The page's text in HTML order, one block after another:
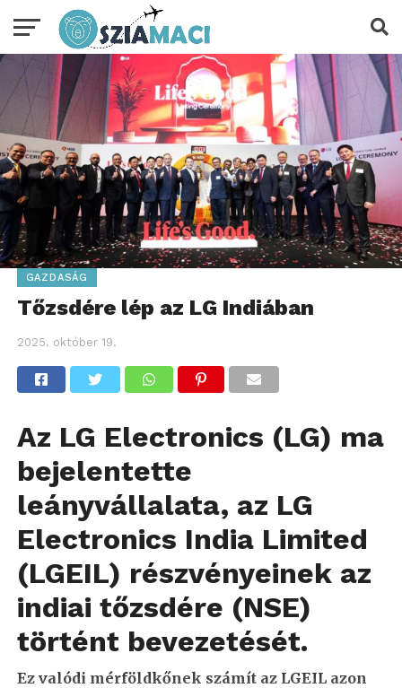
GAZDASÁG
Tőzsdére lép az LG Indiában
2025. október 19.
Az LG Electronics (LG) ma
bejelentette
leányvállalata, az LG
Electronics India Limited
(LGEIL) részvényeinek az
indiai tőzsdére (NSE)
történt bevezetését.
Ez valódi mérföldkőnek számít az LGEIL azon